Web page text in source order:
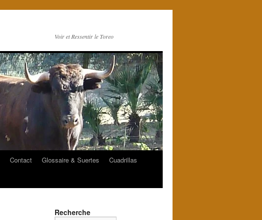
Voir et Ressentir le Toreo
Contact Glossaire & Suertes
Cuadrillas
Recherche